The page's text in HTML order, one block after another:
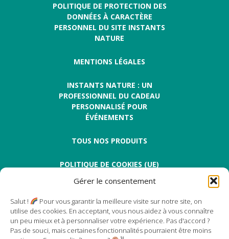
Gérer le consentement
Salut !
Pour vous garantir la meilleure visite sur notre site, on
utilise des cookies. En acceptant, vous nous aidez à vous connaître
un peu mieux et à personnaliser votre expérience. Pas d'accord ?
Pas de souci, mais certaines fonctionnalités pourraient être moins
POLITIQUE DE PROTECTION DES
DONNÉES À CARACTÈRE
PERSONNEL DU SITE INSTANTS
NATURE
MENTIONS LÉGALES
INSTANTS NATURE : UN
PROFESSIONNEL DU CADEAU
PERSONNALISÉ POUR
ÉVÉNEMENTS
TOUS NOS PRODUITS
POLITIQUE DE COOKIES (UE)
Instants Nature